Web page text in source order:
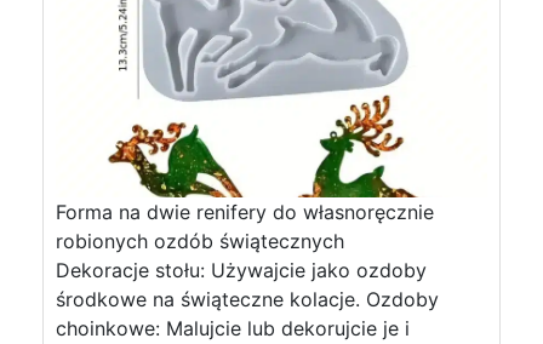
Forma na dwie renifery do własnoręcznie
robionych ozdób świątecznych
Dekoracje stołu: Używajcie jako ozdoby
środkowe na świąteczne kolacje. Ozdoby
choinkowe: Malujcie lub dekorujcie je i